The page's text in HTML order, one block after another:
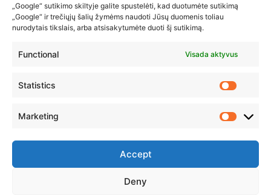
„Google“ sutikimo skiltyje galite spustelėti, kad duotumėte sutikimą
„Google“ ir trečiųjų šalių žymėms naudoti Jūsų duomenis toliau
nurodytais tikslais, arba atsisakytumėte duoti šį sutikimą.
Functional Visada aktyvus
Statistics
Marketing
Accept
Deny
© 2023 ZUIKIO RECEPTAI VISOS TEISĖS SAUGOMOS